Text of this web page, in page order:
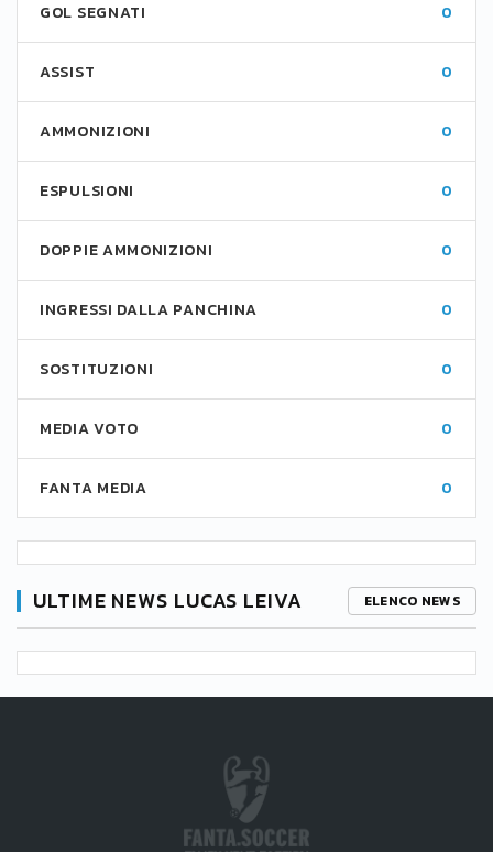
GOL SEGNATI 0
ASSIST 0
AMMONIZIONI 0
ESPULSIONI 0
DOPPIE AMMONIZIONI 0
INGRESSI DALLA PANCHINA 0
SOSTITUZIONI 0
MEDIA VOTO 0
FANTA MEDIA 0
ULTIME NEWS LUCAS LEIVA ELENCO NEWS